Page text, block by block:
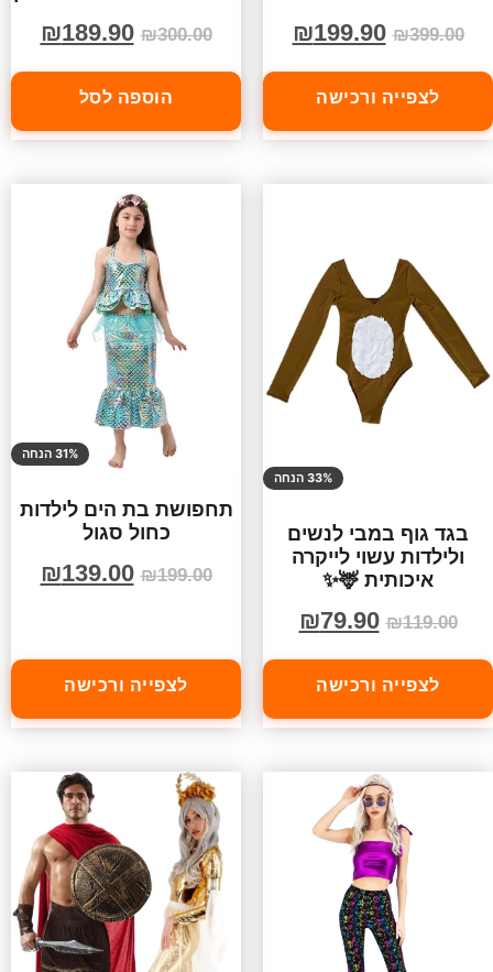
₪399.00
₪199.90
לצפייה ורכישה
₪300.00
₪189.90
הוספה לסל
33% הנחה
בגד גוף במבי לנשים
ולילדות עשוי לייקרה
איכותית 🦌✨
₪119.00
₪79.90
לצפייה ורכישה
31% הנחה
תחפושת בת הים לילדות
כחול סגול
₪199.00
₪139.00
לצפייה ורכישה